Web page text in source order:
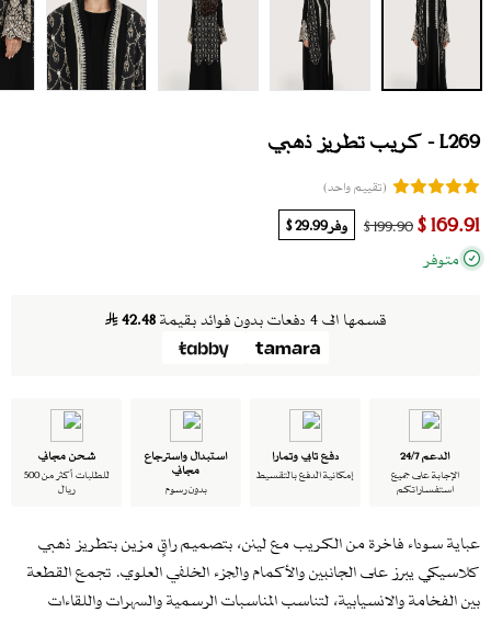
L269 - كريب تطريز ذهبي
(تقييم واحد)
169.91 $
199.90 $ وفر29.99 $
متوفر
قسمها الى 4 دفعات بدون فوائد بقيمة 42.48
الدعم 24/7
الإجابة على جميع
استفساراتكم
دفع تابي وتمارا
إمكانية الدفع بالتقسيط
استبدال واسترجاع
مجاني
بدون رسوم
شحن مجاني
للطلبات أكثر من 500
ريال
عباية سوداء فاخرة من الكريب مع لينن، بتصميم راقٍ مزين بتطريز ذهبي
كلاسيكي يبرز على الجانبين والأكمام والجزء الخلفي العلوي. تجمع القطعة
بين الفخامة والانسيابية، لتناسب المناسبات الرسمية والسهرات واللقاءات